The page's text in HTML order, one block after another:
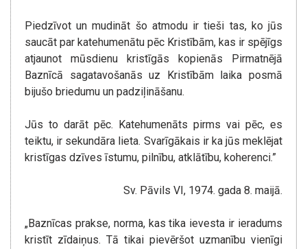
Piedzīvot un mudināt šo atmodu ir tieši tas, ko jūs
saucāt par katehumenātu pēc Kristībām, kas ir spējīgs
atjaunot mūsdienu kristīgās kopienās Pirmatnējā
Baznīcā sagatavošanās uz Kristībām laika posmā
bijušo briedumu un padziļināšanu.
Jūs to darāt pēc. Katehumenāts pirms vai pēc, es
teiktu, ir sekundāra lieta. Svarīgākais ir ka jūs meklējat
kristīgas dzīves īstumu, pilnību, atklātību, koherenci.”
Sv. Pāvils VI, 1974. gada 8. maijā.
„Baznīcas prakse, norma, kas tika ievesta ir ieradums
kristīt zīdaiņus. Tā tikai pievēršot uzmanību vienīgi